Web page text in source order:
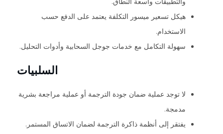
هيكل تسعير ميسور التكلفة يعتمد على الدفع حسب
الاستخدام.
سهولة التكامل مع خدمات جوجل السحابية وأدوات التحليل.
السلبيات
لا توجد عملية ضمان جودة الترجمة أو عملية مراجعة بشرية
مدمجة.
يفتقر إلى أنظمة ذاكرة الترجمة لضمان الاتساق المستمر.